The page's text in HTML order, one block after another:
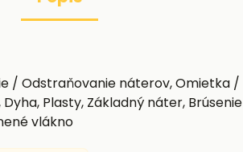
/ Odstraňovanie náterov, Omietka
Plasty, Základný náter,
vlákno